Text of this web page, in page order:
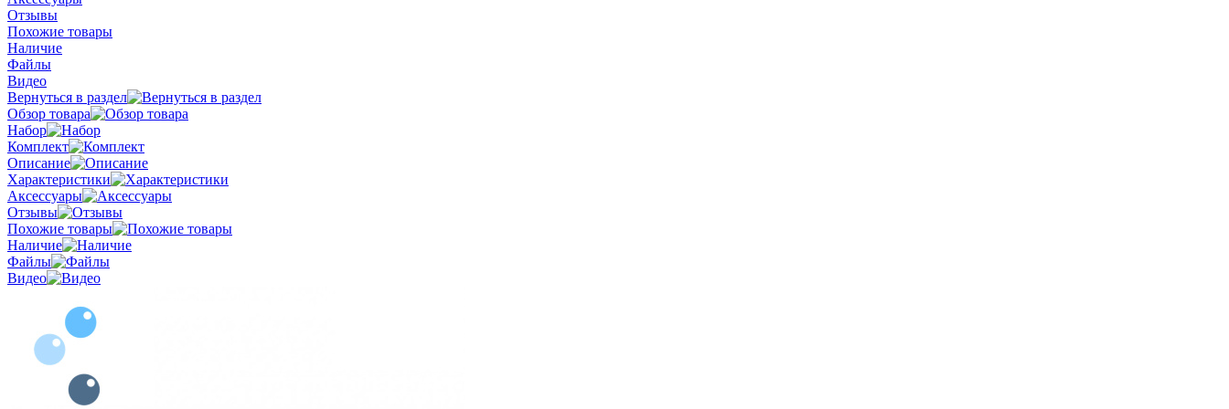
Отзывы
Похожие товары
Наличие
Файлы
Видео
Вернуться в раздел
Обзор товара
Набор
Комплект
Описание
Характеристики
Аксессуары
Отзывы
Похожие товары
Наличие
Файлы
Видео